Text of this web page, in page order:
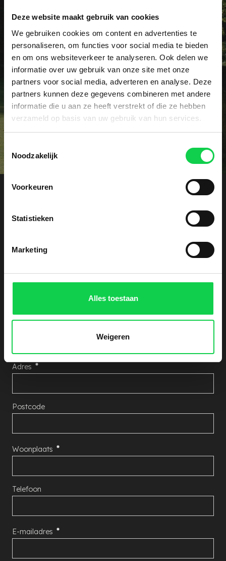
Deze website maakt gebruik van cookies
We gebruiken cookies om content en advertenties te
personaliseren, om functies voor social media te bieden
en om ons websiteverkeer te analyseren. Ook delen we
informatie over uw gebruik van onze site met onze
partners voor social media, adverteren en analyse. Deze
partners kunnen deze gegevens combineren met andere
informatie die u aan ze heeft verstrekt of die ze hebben
verzameld op basis van uw gebruik van hun services.
Noodzakelijk
Voorkeuren
Statistieken
Marketing
Alles toestaan
Weigeren
Ontvang een vrijblijvende kostenindicatie. Laat
hieronder uw gegevens achter, wij nemen zo snel
Aantal Rhododendron's
Naam
Adres
Postcode
Woonplaats
Telefoon
E-mailadres
Vraag het dé specialist!
Heeft u een specifieke vraag of wellicht een
probleem met uw rhododendrons? Onze specialist
voorziet u graag vrijblijvend van advies.
Contact